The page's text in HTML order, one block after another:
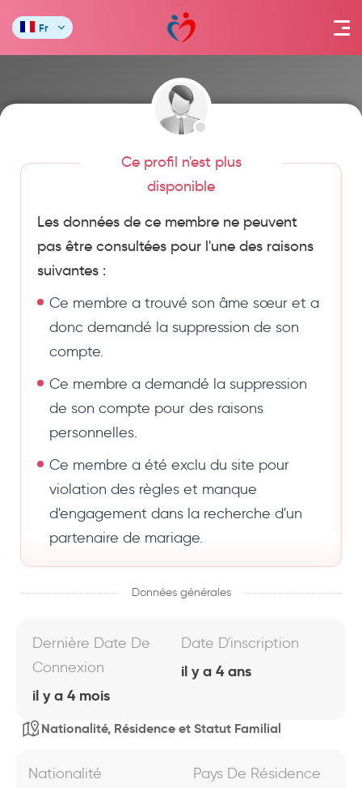
Fr
Ce profil n'est plus
disponible
Les données de ce membre ne peuvent
pas être consultées pour l'une des raisons
suivantes :
Ce membre a trouvé son âme sœur et a
donc demandé la suppression de son
compte.
Ce membre a demandé la suppression
de son compte pour des raisons
personnelles.
Ce membre a été exclu du site pour
violation des règles et manque
d'engagement dans la recherche d'un
partenaire de mariage.
Données générales
Dernière Date De
Connexion
il y a 4 mois
Date D'inscription
il y a 4 ans
Nationalité, Résidence et Statut Familial
Nationalité Pays De Résidence